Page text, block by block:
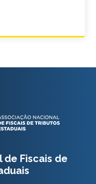
de Fiscais de